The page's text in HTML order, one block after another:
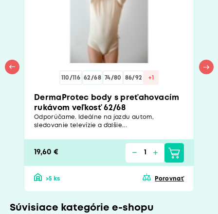
110/116 62/68 74/80 86/92 +1
DermaProtec body s preťahovacím
rukávom veľkosť 62/68
Odporúčame. Ideálne na jazdu autom,
sledovanie televízie a ďalšie...
19,60 €
>5 ks Porovnať
Súvisiace kategórie e-shopu